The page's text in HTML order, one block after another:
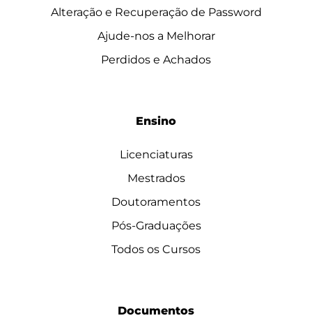
Alteração e Recuperação de Password
Ajude-nos a Melhorar
Perdidos e Achados
Ensino
Licenciaturas
Mestrados
Doutoramentos
Pós-Graduações
Todos os Cursos
Documentos